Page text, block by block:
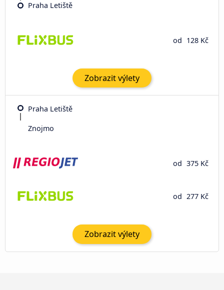
Praha Letiště
od 128 Kč
Zobrazit výlety
Praha Letiště
Znojmo
od 375 Kč
od 277 Kč
Zobrazit výlety